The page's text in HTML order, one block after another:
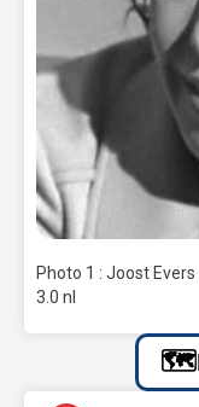
Photo 1 : Joost
3.0 nl